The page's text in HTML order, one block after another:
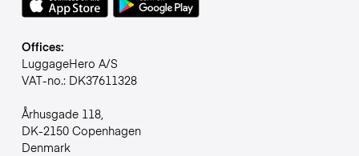
Offices:
LuggageHero A/S
VAT-no.: DK37611328
Århusgade 118,
DK-2150 Copenhagen
Denmark